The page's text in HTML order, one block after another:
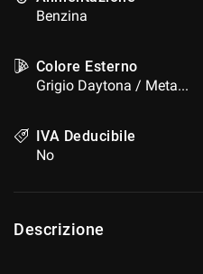
Benzina
Colore Esterno
Grigio Daytona / Metallizzato
IVA Deducibile
No
Descrizione
di
tracciamento
alla
cookie
Puoi
e